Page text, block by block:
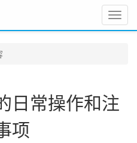
日常操作和注
项